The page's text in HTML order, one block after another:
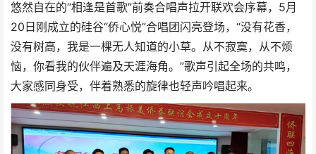
悠然自在的“相逢是首歌”前奏合唱声拉开联欢会序幕，5月
20日刚成立的硅谷“侨心悦”合唱团闪亮登场，“没有花香，
没有树高，我是一棵无人知道的小草。从不寂寞，从不烦
恼，你看我的伙伴遍及天涯海角。”歌声引起全场的共鸣，
大家感同身受，伴着熟悉的旋律也轻声吟唱起来。